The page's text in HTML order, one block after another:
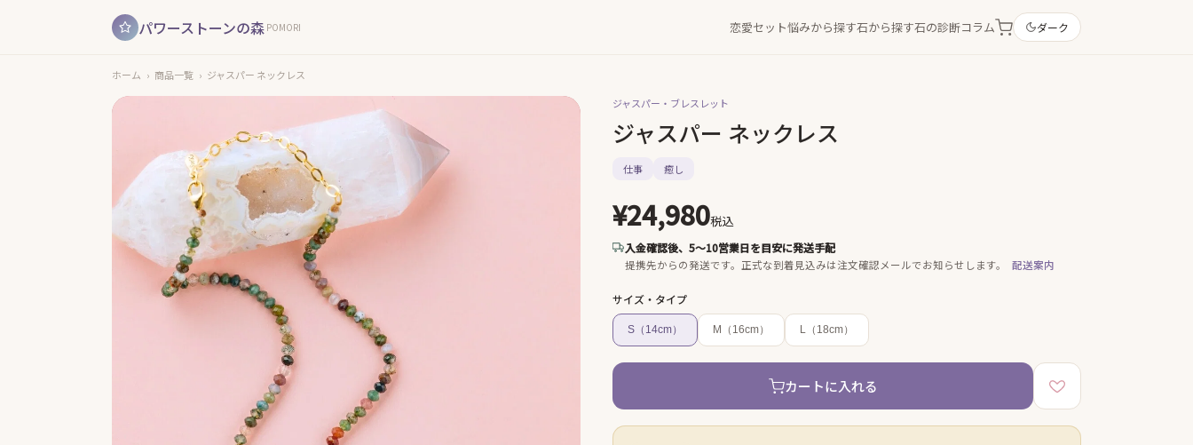
パワーストーンの森 POMORI 恋愛セット悩みから探す石から探す石の診断コラム ダーク
ホーム › 商品一覧 › ジャスパー ネックレス
ジャスパー・ ブレスレット
ジャスパー ネックレス
仕事 癒し
¥24,980税込
入金確認後、5〜10営業日を目安に発送手配
提携先からの発送です。 正式な到着見込みは注文確認メールでお知らせします。 配送案内
サイズ・タイプ
S（14cm） M（16cm） L（18cm）
カートに入れる